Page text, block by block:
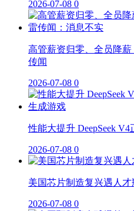
2026-07-08 0
高管薪资归零、全员降
传闻
2026-07-08 0
性能大提升 DeepSeek
2026-07-08 0
美国芯片制造复兴遇人
2026-07-08 0